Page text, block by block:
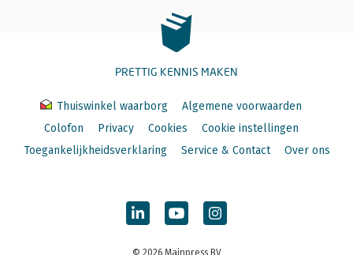
PRETTIG KENNIS MAKEN
Thuiswinkel waarborg
Algemene voorwaarden
Colofon
Privacy Cookies
Cookie instellingen
Toegankelijkheidsverklaring
Service & Contact Over ons
© 2026 Mainpress BV